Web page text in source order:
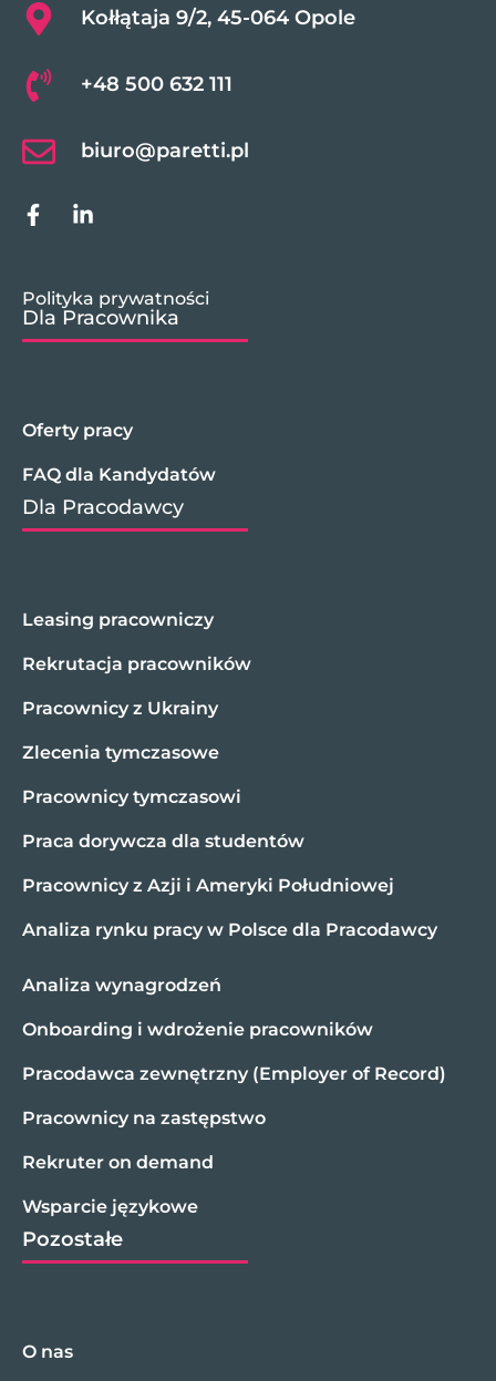
Kołłątaja 9/2, 45-064 Opole
+48 500 632 111
biuro@paretti.pl
Polityka prywatności
Dla Pracownika
Oferty pracy
FAQ dla Kandydatów
Dla Pracodawcy
Leasing pracowniczy
Rekrutacja pracowników
Pracownicy z Ukrainy
Zlecenia tymczasowe
Pracownicy tymczasowi
Praca dorywcza dla studentów
Pracownicy z Azji i Ameryki Południowej
Analiza rynku pracy w Polsce dla Pracodawcy
Analiza wynagrodzeń
Onboarding i wdrożenie pracowników
Pracodawca zewnętrzny (Employer of Record)
Pracownicy na zastępstwo
Rekruter on demand
Wsparcie językowe
Pozostałe
O nas